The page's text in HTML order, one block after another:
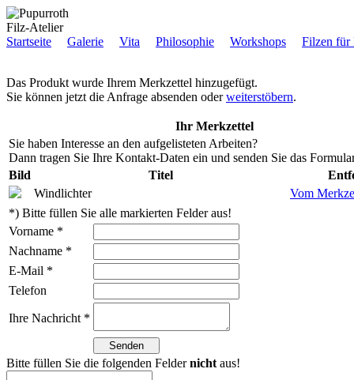
Filz-Atelier
Startseite
Galerie Vita Philosophie Workshops Filzen für
Das Produkt wurde Ihrem Merkzettel hinzugefügt.
Sie können jetzt die Anfrage absenden oderweiterstöbern.
Ihr Merkzettel
Sie haben Interesse an den aufgelisteten Arbeiten?
Dann tragen Sie Ihre Kontakt-Daten ein und senden Sie das
Bild
Titel
Windlichter
Vom
*) Bitte füllen Sie alle markierten Felder aus!
Vorname *
Nachname *
E-Mail *
Telefon
Ihre Nachricht *
Bitte füllen Sie die folgenden Feldernicht aus!